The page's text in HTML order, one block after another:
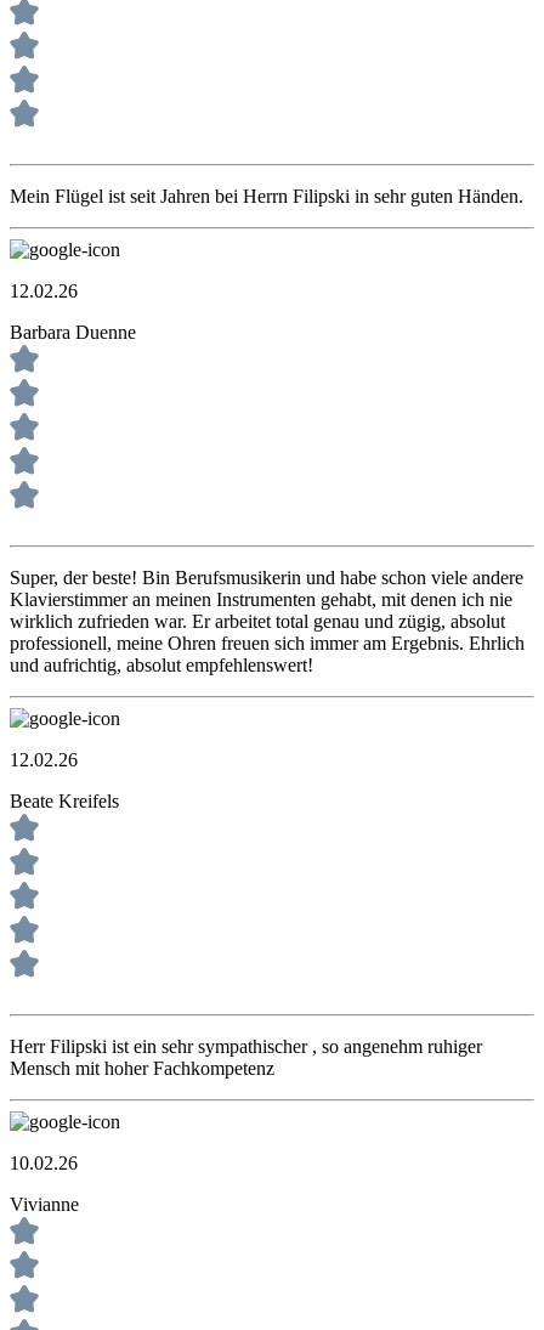
Mein Flügel ist seit Jahren bei Herrn Filipski in sehr guten Händen.
12.02.26
Barbara Duenne
Super, der beste! Bin Berufsmusikerin und habe schon viele andere
Klavierstimmer an meinen Instrumenten gehabt, mit denen ich nie
wirklich zufrieden war. Er arbeitet total genau und zügig, absolut
professionell, meine Ohren freuen sich immer am Ergebnis. Ehrlich
und aufrichtig, absolut empfehlenswert!
12.02.26
Beate Kreifels
Herr Filipski ist ein sehr sympathischer , so angenehm ruhiger
Mensch mit hoher Fachkompetenz
10.02.26
Vivianne